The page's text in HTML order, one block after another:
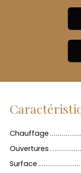
Chauffage
Ouvertures
Surface